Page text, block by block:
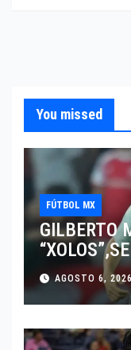
You missed
FÚTBOL MX
GILBERTO
JUGAR EN
AGOSTO 6,